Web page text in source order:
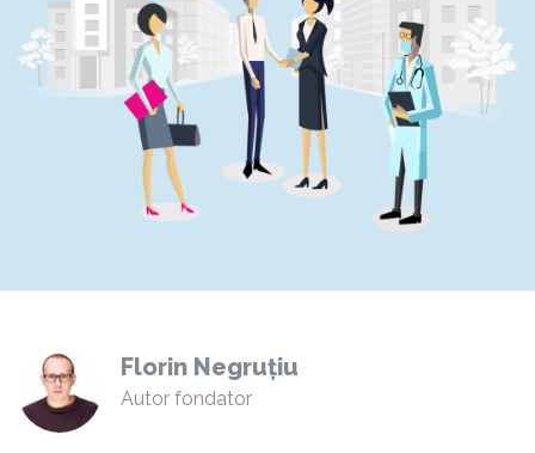
Florin Negruțiu
Autor fondator